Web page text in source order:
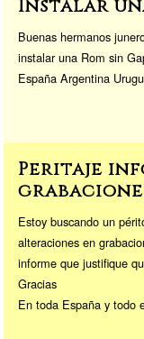
Instalar
Buenas hermanos
instalar una Rom sin
España Argentina
Peritaje
Estoy buscando un
alteraciones en
informe que justifique
Gracias
En toda España y todo